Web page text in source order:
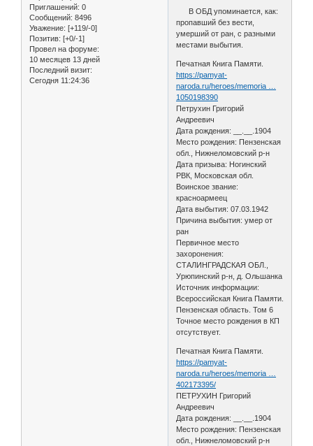
Приглашений: 0
Сообщений: 8496
Уважение: [+119/-0]
Позитив: [+0/-1]
Провел на форуме:
10 месяцев 13 дней
Последний визит:
Сегодня 11:24:36
В ОБД упоминается, как:
пропавший без вести,
умерший от ран, с разными
местами выбытия.
Печатная Книга Памяти.
https://pamyat-
naroda.ru/heroes/memoria …
1050198390
Петрухин Григорий
Андреевич
Дата рождения: __.__.1904
Место рождения: Пензенская
обл., Нижнеломовский р-н
Дата призыва: Ногинский
РВК, Московская обл.
Воинское звание:
красноармеец
Дата выбытия: 07.03.1942
Причина выбытия: умер от
ран
Первичное место
захоронения:
СТАЛИНГРАДСКАЯ ОБЛ.,
Урюпинский р-н, д. Ольшанка
Источник информации:
Всероссийская Книга Памяти.
Пензенская область. Том 6
Точное место рождения в КП
отсутствует.
Печатная Книга Памяти.
https://pamyat-
naroda.ru/heroes/memoria …
402173395/
ПЕТРУХИН Григорий
Андреевич
Дата рождения: __.__.1904
Место рождения: Пензенская
обл., Нижнеломовский р-н